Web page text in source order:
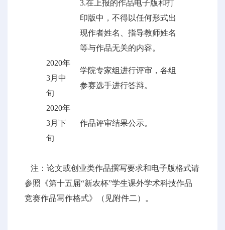
3.在上报的作品电子版和打
印版中，不得以任何形式出
现作者姓名、指导教师姓名
等与作品无关的内容。
2020年
3月中
旬
学院专家组进行评审，各组
参赛选手进行答辩。
2020年
3月下
旬
作品评审结果公示。
注：论文或创业类作品撰写要求和电子版格式请
参照《第十五届“新农杯”学生课外学术科技作品
竞赛作品写作格式》（见附件二）。